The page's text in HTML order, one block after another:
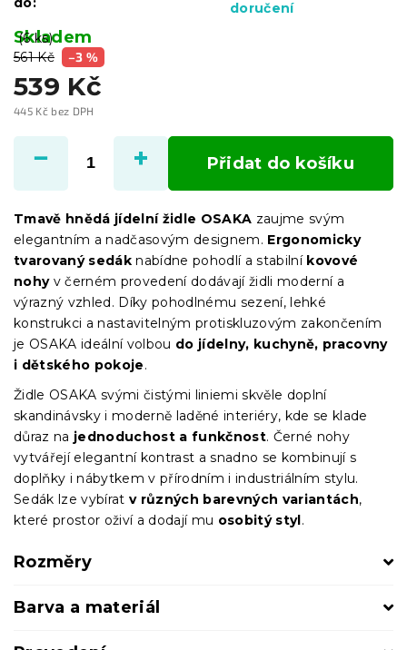
561 Kč –3 %
539 Kč
445 Kč bez DPH
cena:
Skladem
(6 ks)
doručení
Přidat do košíku
Tmavě hnědá jídelní židle OSAKA zaujme svým
elegantním a nadčasovým designem. Ergonomicky
tvarovaný sedák nabídne pohodlí a stabilní kovové
nohyv černém provedení dodávají židli moderní a
výrazný vzhled. Díky pohodlnému sezení, lehké
konstrukci a nastavitelným protiskluzovým zakončením
je OSAKA ideální volbou do jídelny, kuchyně, pracovny
i dětského pokoje.
Židle OSAKA svými čistými liniemi skvěle doplní
skandinávsky i moderně laděné interiéry, kde se klade
důraz na jednoduchost a funkčnost. Černé nohy
vytvářejí elegantní kontrast a snadno se kombinují s
doplňky i nábytkem v přírodním i industriálním stylu.
Sedák lze vybíratv různých barevných variantách,
které prostor oživí a dodají mu osobitý styl.
Rozměry
Barva a materiál